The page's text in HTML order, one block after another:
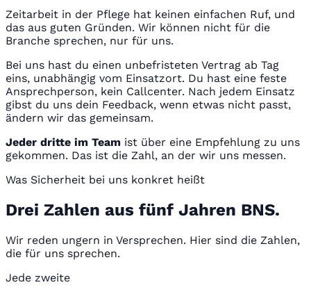
Zeitarbeit in der Pflege hat keinen einfachen Ruf, und
das aus guten Gründen. Wir können nicht für die
Branche sprechen, nur für uns.
Bei uns hast du einen unbefristeten Vertrag ab Tag
eins, unabhängig vom Einsatzort. Du hast eine feste
Ansprechperson, kein Callcenter. Nach jedem Einsatz
gibst du uns dein Feedback, wenn etwas nicht passt,
ändern wir das gemeinsam.
Jeder dritte im Team ist über eine Empfehlung zu uns
gekommen. Das ist die Zahl, an der wir uns messen.
Was Sicherheit bei uns konkret heißt
Drei Zahlen aus fünf Jahren BNS.
Wir reden ungern in Versprechen. Hier sind die Zahlen,
die für uns sprechen.
Jede zweite